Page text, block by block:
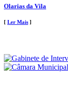
Olarias da Vila
[ Ler Mais ]